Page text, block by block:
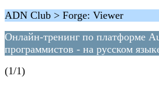
ADN Club > Forge: Viewer
Онлайн-тренинг по платформе
программистов - на русском
(1/1)